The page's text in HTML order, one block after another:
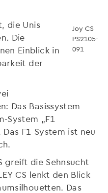
Joy CS
PS2105-
091
die Unis
Die
Einblick in
der
Das Basissystem
System „F1
F1-System ist neu
greift die Sehnsucht
CS lenkt den Blick
Das